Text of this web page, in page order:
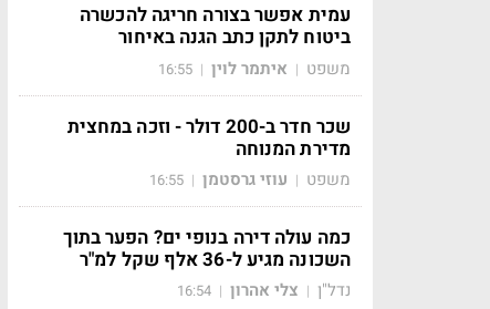
עמית אפשר בצורה חריגה להכשרה
ביטוח לתקן כתב הגנה באיחור
משפט | איתמר לוין |
16:55
שכר חדר ב-200 דולר - וזכה במחצית
מדירת המנוחה
משפט | עוזי גרסטמן |
16:55
כמה עולה דירה בנופי ים? הפער בתוך
השכונה מגיע ל-36 אלף שקל למ"ר
נדל"ן | צלי אהרון |
16:54